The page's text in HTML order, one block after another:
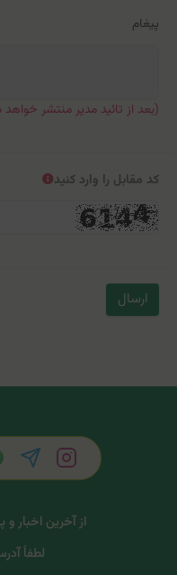
پیغام
(بعد از تائید مدیر منتشر
کد مقابل را وارد کنید
ارسال
از آخرین اخبار
لطفاً